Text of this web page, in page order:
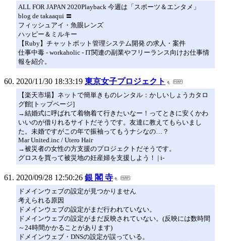
ALL FOR JAPAN 2020Playback 今週は「スポーツ＆エンタメ」
blog de takaaqui 〓
フィッシュアイ・魚眼レンズ
ハッピー＆ミルキー
【Ruby】チャットボット管理システム開発 の求人・案件
仕事中毒 - workaholic - IT関連の副業やフリーランス向けお仕事情
報を紹介。
2020/11/30 18:33:19 東京女子プロジェクト
【楽天市場】ネットで簡単きものレンタル：かしいしょうカタロ
グ館[トップページ]
→結婚式に呼ばれて着物着て行きたいなー！ってときに安くかわ
いいのが借りれるサイトだそうです。友達に教えてもらいまし
た。未婚ですがこの年で振袖ってもうナシなの…？
Mar United.inc / Utero Hair
→被災者の女性の方支援のプロジェクトだそうです。
グロスを買って被災地の妊産婦を支援しよう！ | i-
2020/09/28 12:50:26 銀 閣 寺
ドメインウェブの設定が見つかりません
考えられる原因
ドメインウェブの設定がまだ行われていない。
ドメインウェブの設定がまだ反映されていない。(反映には数時間
～24時間かかることがあります)
ドメインウェブ・DNSの設定が誤っている。